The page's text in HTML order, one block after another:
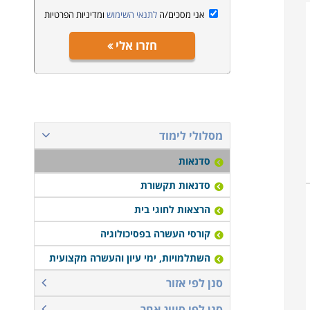
אני מסכים/הלתנאי השימוש ומדיניות הפרטיות
חזרו אלי
מסלולי לימוד
סדנאות
סדנאות תקשורת
הרצאות לחוגי בית
קורסי העשרה בפסיכולוגיה
השתלמויות, ימי עיון והעשרה מקצועית
סנן לפי אזור